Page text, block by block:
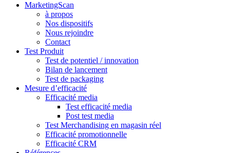
MarketingScan
à propos
Nos dispositifs
Nous rejoindre
Contact
Test Produit
Test de potentiel / innovation
Bilan de lancement
Test de packaging
Mesure d’efficacité
Efficacité media
Test efficacité media
Post test media
Test Merchandising en magasin réel
Efficacité promotionnelle
Efficacité CRM